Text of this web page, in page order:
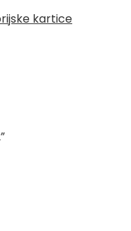
kartice